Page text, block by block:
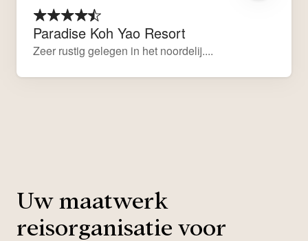
Paradise Koh Yao Resort
Zeer rustig gelegen in het noordelij....
Uw maatwerk
reisorganisatie voor